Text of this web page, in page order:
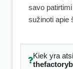
savo
sužinoti apie
Kiek yra